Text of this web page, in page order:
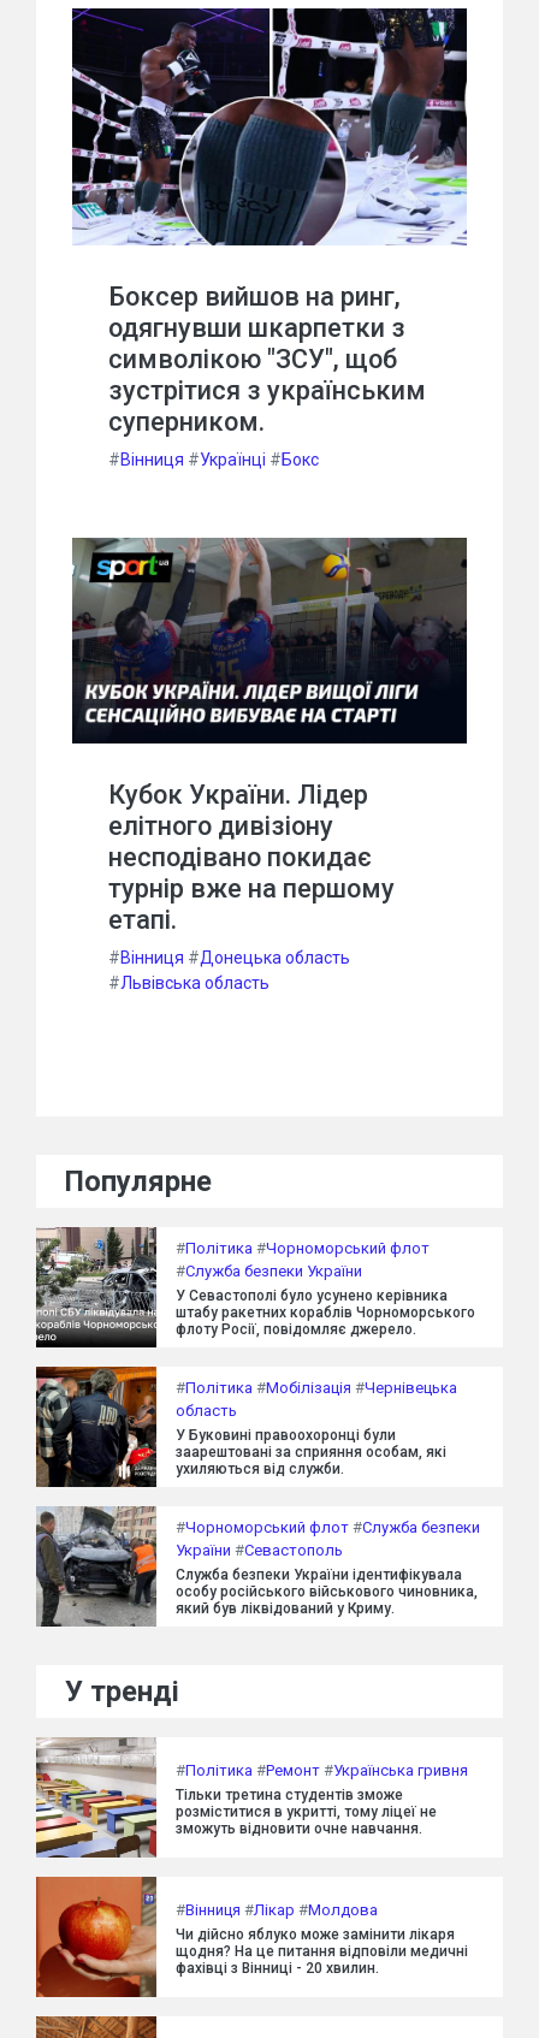
Боксер вийшов на ринг,
одягнувши шкарпетки з
символікою "ЗСУ", щоб
зустрітися з українським
суперником.
#Вінниця #Українці #Бокс
Кубок України. Лідер
елітного дивізіону
несподівано покидає
турнір вже на першому
етапі.
#Вінниця #Донецька область
#Львівська область
Популярне
#Політика #Чорноморський флот
#Служба безпеки України
У Севастополі було усунено керівника
штабу ракетних кораблів Чорноморського
флоту Росії, повідомляє джерело.
#Політика #Мобілізація #Чернівецька
область
У Буковині правоохоронці були
заарештовані за сприяння особам, які
ухиляються від служби.
#Чорноморський флот #Служба безпеки
України #Севастополь
Служба безпеки України ідентифікувала
особу російського військового чиновника,
який був ліквідований у Криму.
У тренді
#Політика #Ремонт #Українська гривня
Тільки третина студентів зможе
розміститися в укритті, тому ліцеї не
зможуть відновити очне навчання.
#Вінниця #Лікар #Молдова
Чи дійсно яблуко може замінити лікаря
щодня? На це питання відповіли медичні
фахівці з Вінниці - 20 хвилин.